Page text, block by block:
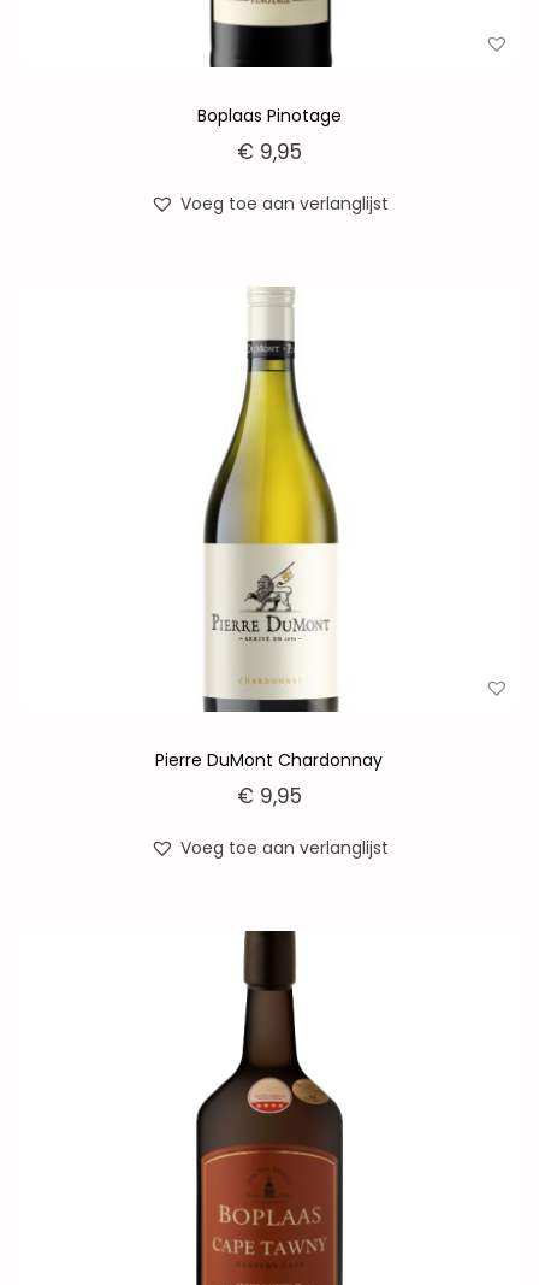
Boplaas Pinotage
€9,95
Voeg toe aan verlanglijst
Pierre DuMont Chardonnay
€9,95
Voeg toe aan verlanglijst